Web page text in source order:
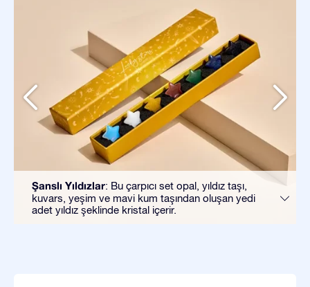
Şanslı Yıldızlar: Bu çarpıcı set opal, yıldız taşı,
kuvars, yeşim ve mavi kum taşından oluşan yedi
adet yıldız şeklinde kristal içerir.